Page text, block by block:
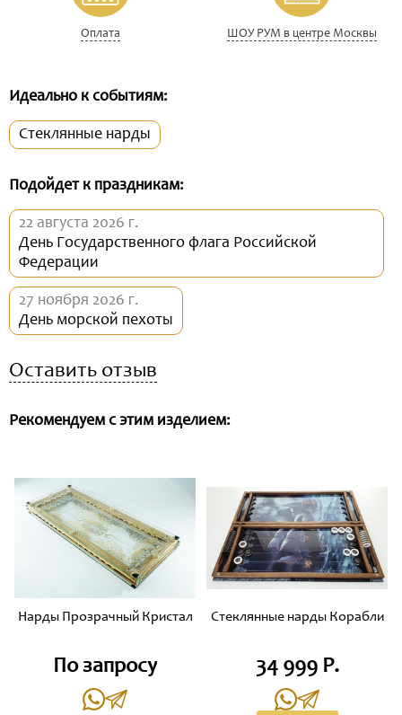
Оплата ШОУ РУМ в центре Москвы
Идеально к событиям:
Стеклянные нарды
Подойдет к праздникам:
22 августа 2026 г.
День Государственного флага Российской
Федерации
27 ноября 2026 г.
День морской пехоты
Оставить отзыв
Рекомендуем с этим изделием:
Нарды Прозрачный Кристал
По запросу
Стеклянные нарды Корабли
34 999 Р.